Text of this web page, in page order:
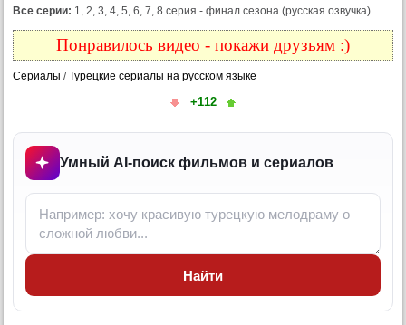
4 серия (суб)
5 серия
6 серия (суб)
7 серия
8 серия
8 серия (суб)
Все серии: 1, 2, 3, 4, 5, 6, 7, 8 серия - финал сезона (русская озвучка).
Понравилось видео - покажи друзьям :)
Сериалы /Турецкие сериалы на русском языке
+112
Умный AI-поиск фильмов и сериалов
Найти